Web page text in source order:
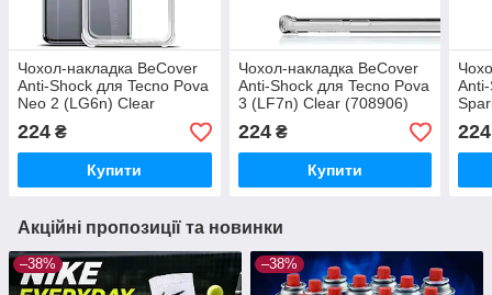
Чохол-накладка BeCover
Anti-Shock для Tecno Pova
Neo 2 (LG6n) Clear
(708905)
224 ₴
Купити
Чохол-накладка BeCover
Anti-Shock для Tecno Pova
3 (LF7n) Clear (708906)
224₴
Купити
224
Акційні пропозиції та новинки
–38% –38%